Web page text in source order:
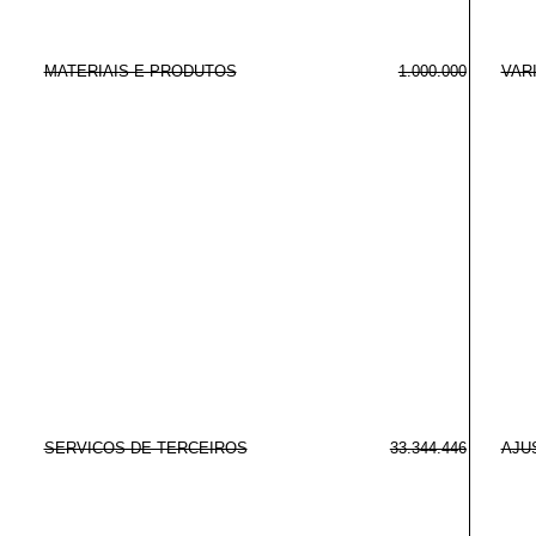
MATERIAIS E PRODUTOS 1.000.000
SERVICOS DE TERCEIROS 33.344.446